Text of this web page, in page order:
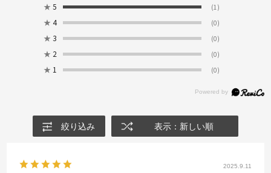
★ 5 (1)
★ 4 (0)
★ 3 (0)
★ 2 (0)
★ 1 (0)
絞り込み 表示：新しい順
2025.9.11